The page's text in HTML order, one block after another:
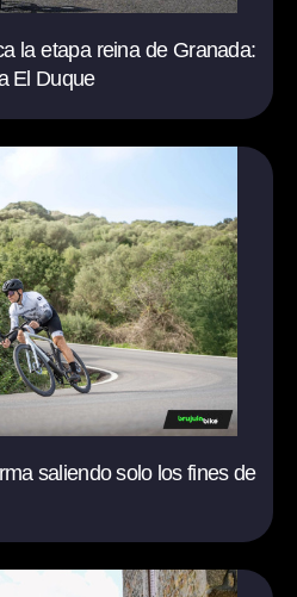
la etapa reina de Granada:
El Duque
saliendo solo los fines de